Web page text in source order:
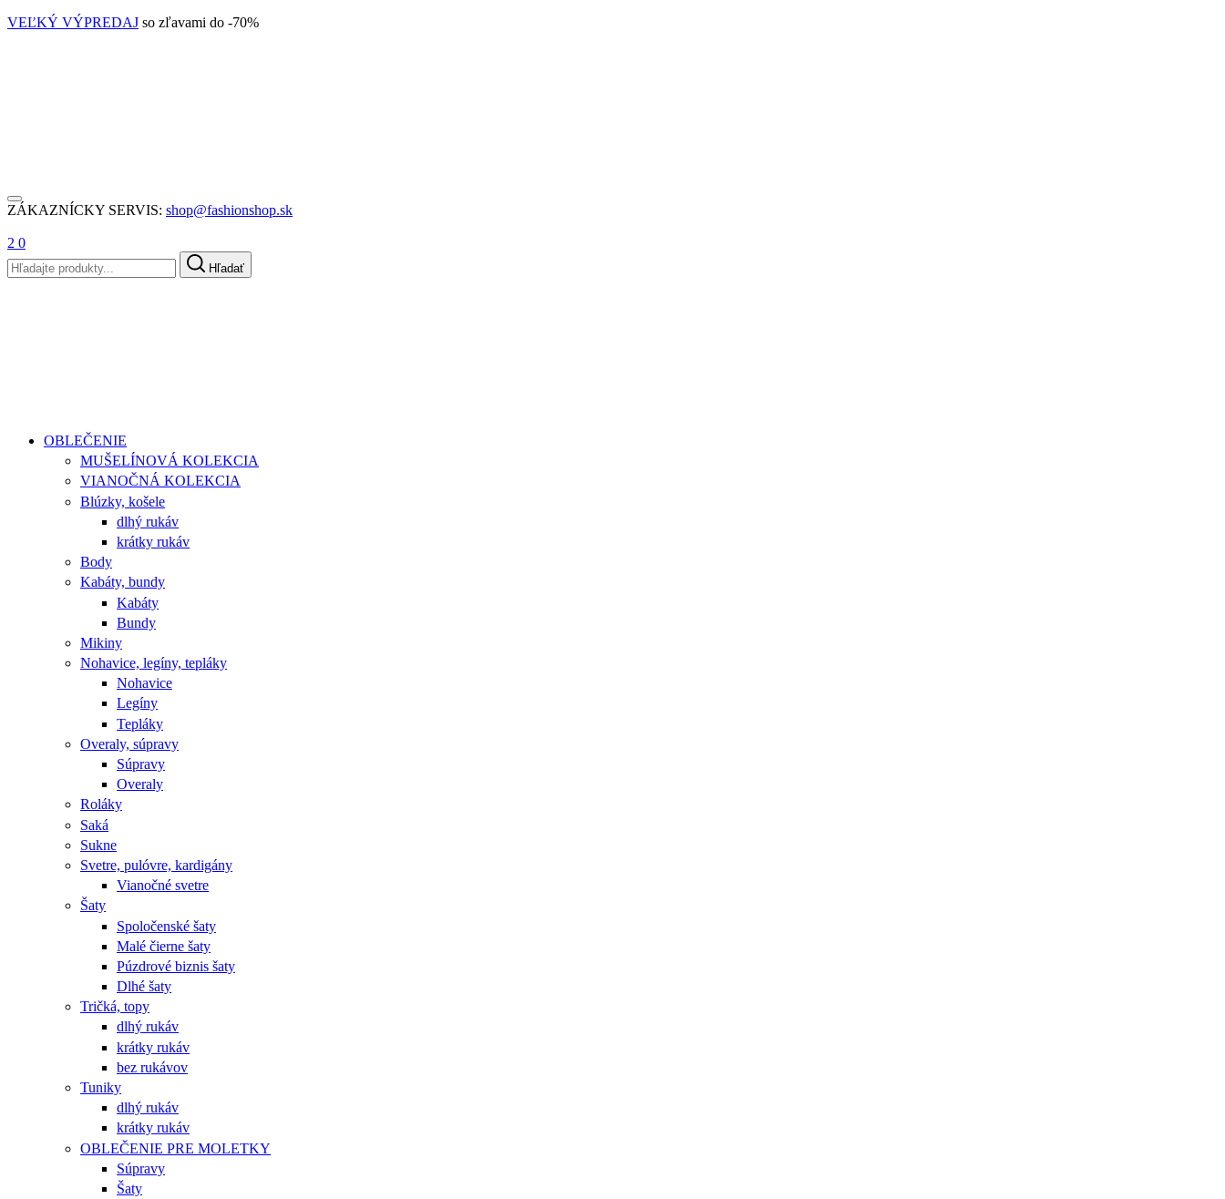
VEĽKÝ VÝPREDAJ so zľavami do -70%
ZÁKAZNÍCKY SERVIS: shop@fashionshop.sk
2 0
Hľadať
OBLEČENIE
MUŠELÍNOVÁ KOLEKCIA
VIANOČNÁ KOLEKCIA
Blúzky, košele
dlhý rukáv
krátky rukáv
Body
Kabáty, bundy
Kabáty
Bundy
Mikiny
Nohavice, legíny, tepláky
Nohavice
Legíny
Tepláky
Overaly, súpravy
Súpravy
Overaly
Roláky
Saká
Sukne
Svetre, pulóvre, kardigány
Vianočné svetre
Šaty
Spoločenské šaty
Malé čierne šaty
Púzdrové biznis šaty
Dlhé šaty
Tričká, topy
dlhý rukáv
krátky rukáv
bez rukávov
Tuniky
dlhý rukáv
krátky rukáv
OBLEČENIE PRE MOLETKY
Súpravy
Šaty